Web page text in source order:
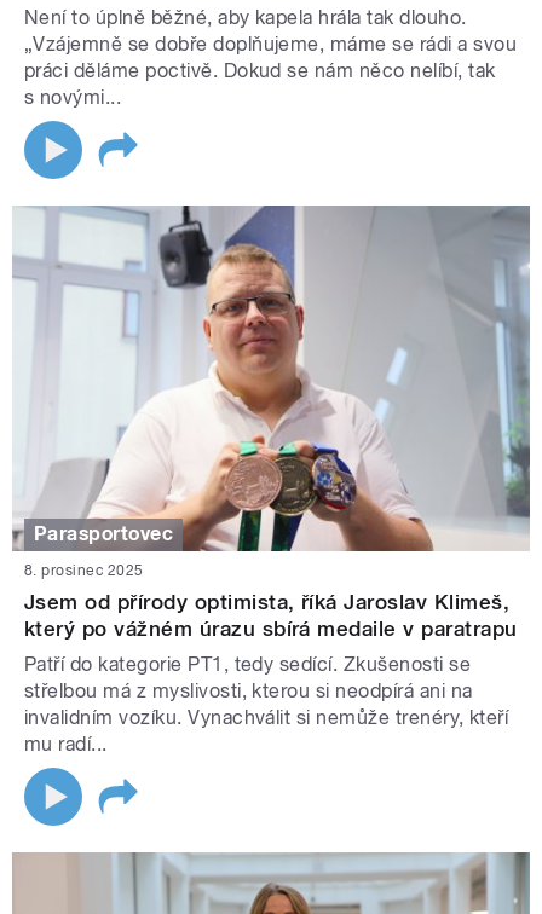
Není to úplně běžné, aby kapela hrála tak dlouho.
„Vzájemně se dobře doplňujeme, máme se rádi a svou
práci děláme poctivě. Dokud se nám něco nelíbí, tak
s novými...
Parasportovec
8. prosinec 2025
Jsem od přírody optimista, říká Jaroslav Klimeš,
který po vážném úrazu sbírá medaile v paratrapu
Patří do kategorie PT1, tedy sedící. Zkušenosti se
střelbou má z myslivosti, kterou si neodpírá ani na
invalidním vozíku. Vynachválit si nemůže trenéry, kteří
mu radí...